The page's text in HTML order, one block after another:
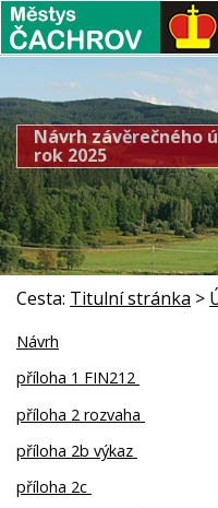
Návrh závěrečného
rok 2025
Cesta: Titulní stránka >
Návrh
příloha 1 FIN212
příloha 2 rozvaha
příloha 2b výkaz
příloha 2c